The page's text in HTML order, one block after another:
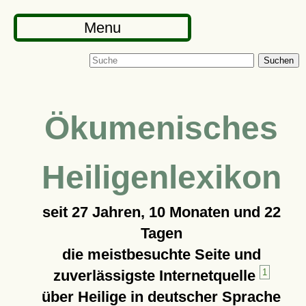
Menu
Suchen
Ökumenisches
Heiligenlexikon
seit 27 Jahren, 10 Monaten und 22
Tagen
die meistbesuchte Seite und
zuverlässigste Internetquelle
1
über Heilige in deutscher Sprache